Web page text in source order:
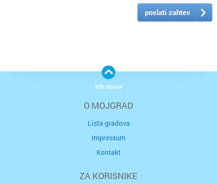
poslati zahtev
O MOJGRAD
Lista gradova
Impressum
Kontakt
ZA KORISNIKE
Vrh strane